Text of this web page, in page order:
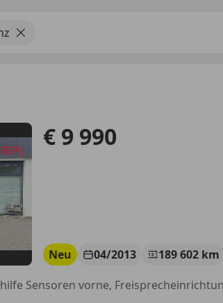
€ 9 990
Neu 04/2013 189 602 km